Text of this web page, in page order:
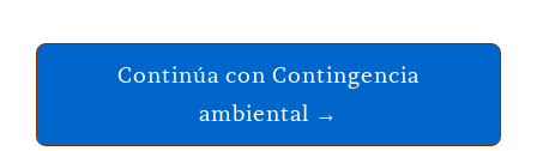
Continúa con Contingencia
ambiental →